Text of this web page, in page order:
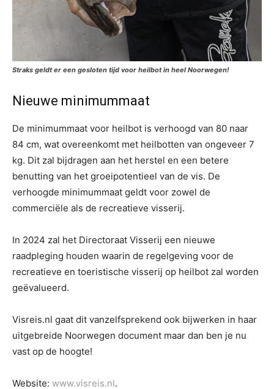
Straks geldt er een gesloten tijd voor heilbot in heel Noorwegen!
Nieuwe minimummaat
De minimummaat voor heilbot is verhoogd van 80 naar
84 cm, wat overeenkomt met heilbotten van ongeveer 7
kg. Dit zal bijdragen aan het herstel en een betere
benutting van het groeipotentieel van de vis. De
verhoogde minimummaat geldt voor zowel de
commerciële als de recreatieve visserij.
In 2024 zal het Directoraat Visserij een nieuwe
raadpleging houden waarin de regelgeving voor de
recreatieve en toeristische visserij op heilbot zal worden
geëvalueerd.
Visreis.nl gaat dit vanzelfsprekend ook bijwerken in haar
uitgebreide Noorwegen document maar dan ben je nu
vast op de hoogte!
Website: www.visreis.nl.